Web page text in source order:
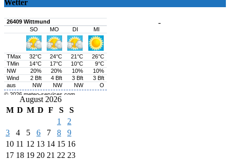
Wetter
-
August 2026
M D M D F S
S
1
2
3
4 5 6 7 8
9
10 11 12 13 14 15 16
17 18 19 20 21 22 23